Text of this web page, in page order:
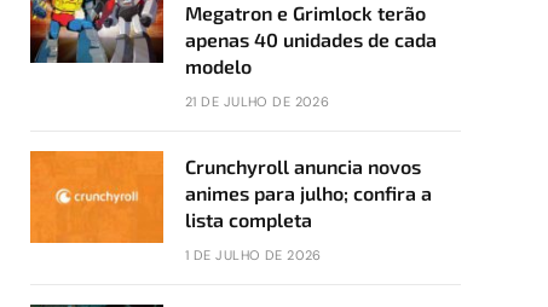
Megatron e Grimlock terão
apenas 40 unidades de cada
modelo
21 DE JULHO DE 2026
Crunchyroll anuncia novos
animes para julho; confira a
lista completa
1 DE JULHO DE 2026